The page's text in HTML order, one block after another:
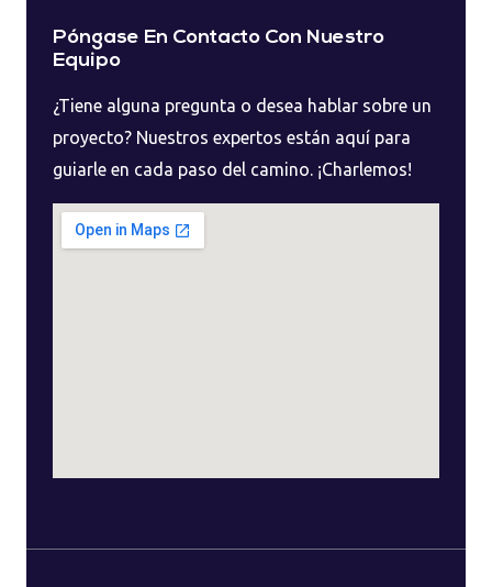
Póngase En Contacto Con Nuestro
Equipo
¿Tiene alguna pregunta o desea hablar sobre un
proyecto? Nuestros expertos están aquí para
guiarle en cada paso del camino. ¡Charlemos!